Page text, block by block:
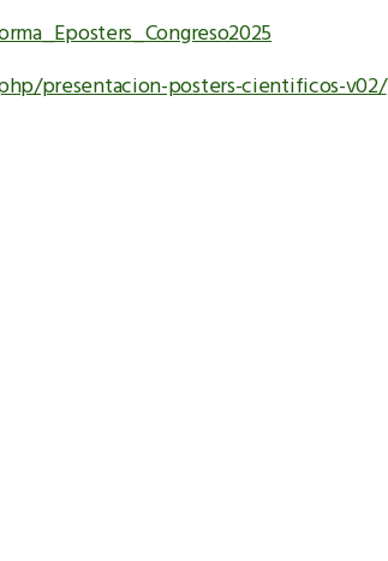
presentacion-posters-cientificos-v02/